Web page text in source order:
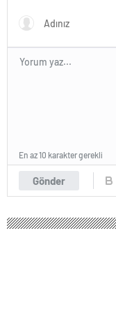
Gönder
En az 10 karakter gerekli